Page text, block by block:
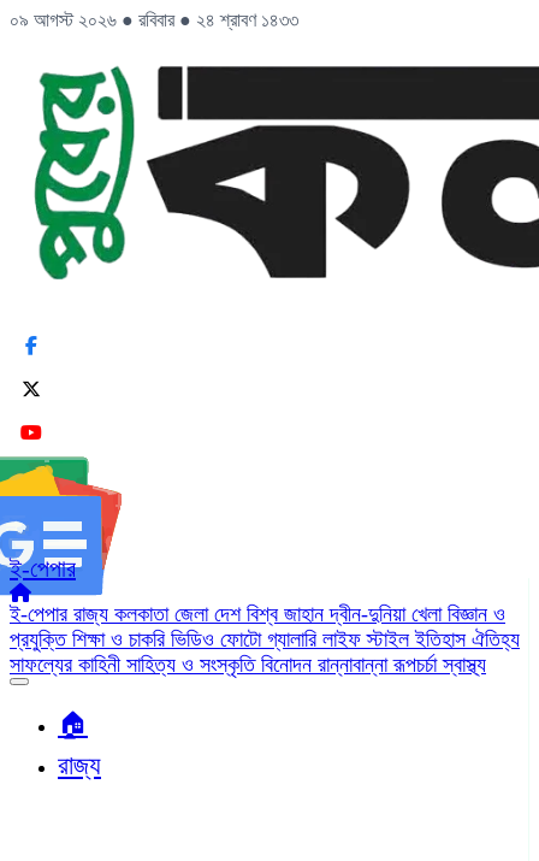
০৯ আগস্ট ২০২৬ ● রবিবার ● ২৪ শ্রাবণ ১৪৩৩
ই-পেপার
ই-পেপার রাজ্য কলকাতা জেলা দেশ বিশ্ব জাহানদ্বীন-দুনিয়া খেলা বিজ্ঞান ও
প্রযুক্তি শিক্ষা ও চাকরি ভিডিও ফোটো গ্যালারি লাইফ স্টাইলইতিহাস ঐতিহ্য
সাফল্যের কাহিনী সাহিত্য ও সংস্কৃতি বিনোদন রান্নাবান্নারূপচর্চাস্বাস্থ্য
🏠︎
রাজ্য